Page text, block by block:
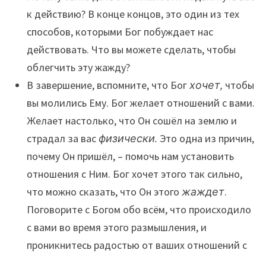
к действию? В конце концов, это один из тех
способов, которыми Бог побуждает нас
действовать. Что вы можете сделать, чтобы
облегчить эту жажду?
В завершение, вспомните, что Богхочет, чтобы
вы молились Ему. Бог желает отношений с вами.
Желает настолько, что Он сошёл на землю и
страдал за вас физически. Это одна из причин,
почему Он пришёл, – помочь нам установить
отношения с Ним. Бог хочет этого так сильно,
что можно сказать, что Он этогожаждет.
Поговорите с Богом обо всём, что происходило
с вами во время этого размышления, и
проникнитесь радостью от ваших отношений с